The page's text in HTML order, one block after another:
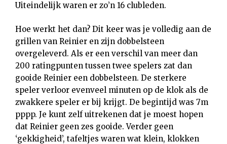
Uiteindelijk waren er zo’n 16 clubleden.
Hoe werkt het dan? Dit keer was je volledig aan de
grillen van Reinier en zijn dobbelsteen
overgeleverd. Als er een verschil van meer dan
200 ratingpunten tussen twee spelers zat dan
gooide Reinier een dobbelsteen. De sterkere
speler verloor evenveel minuten op de klok als de
zwakkere speler er bij krijgt. De begintijd was 7m
pppp. Je kunt zelf uitrekenen dat je moest hopen
dat Reinier geen zes gooide. Verder geen
‘gekkigheid’, tafeltjes waren wat klein, klokken